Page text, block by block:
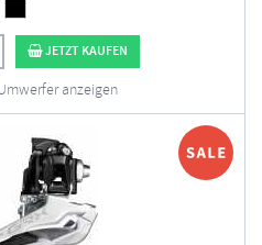
JETZT KAUFEN
anzeigen